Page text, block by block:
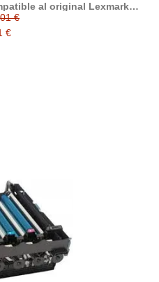
al original Lexmark
€
€